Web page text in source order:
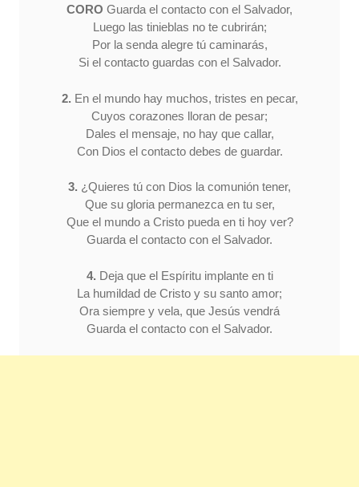
CORO Guarda el contacto con el Salvador,
Luego las tinieblas no te cubrirán;
Por la senda alegre tú caminarás,
Si el contacto guardas con el Salvador.
2. En el mundo hay muchos, tristes en pecar,
Cuyos corazones lloran de pesar;
Dales el mensaje, no hay que callar,
Con Dios el contacto debes de guardar.
3. ¿Quieres tú con Dios la comunión tener,
Que su gloria permanezca en tu ser,
Que el mundo a Cristo pueda en ti hoy ver?
Guarda el contacto con el Salvador.
4. Deja que el Espíritu implante en ti
La humildad de Cristo y su santo amor;
Ora siempre y vela, que Jesús vendrá
Guarda el contacto con el Salvador.